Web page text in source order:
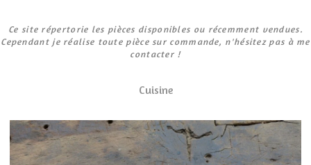
Ce site répertorie les pièces disponibles ou récemment vendues.
Cependant je réalise toute pièce sur commande, n'hésitez pas à me
contacter !
Cuisine